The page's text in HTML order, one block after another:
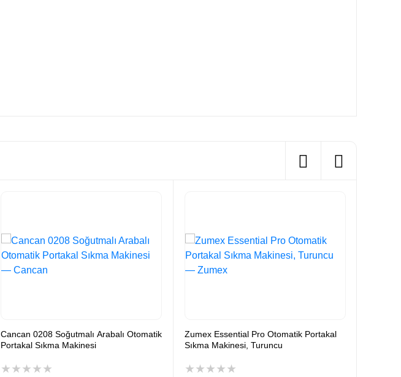
Cancan 0208 Soğutmalı Arabalı Otomatik
Portakal Sıkma Makinesi
★★★★★
Zumex Essential Pro Otomatik Portakal
Sıkma Makinesi, Turuncu
★★★★★